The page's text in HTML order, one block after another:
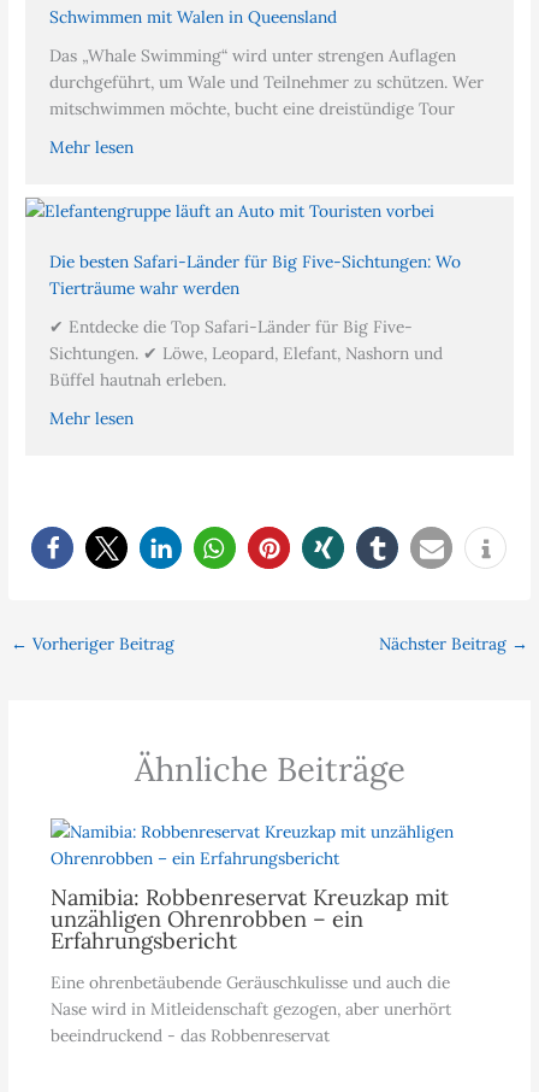
Schwimmen mit Walen in Queensland
Das „Whale Swimming“ wird unter strengen Auflagen
durchgeführt, um Wale und Teilnehmer zu schützen. Wer
mitschwimmen möchte, bucht eine dreistündige Tour
Mehr lesen
Die besten Safari-Länder für Big Five-Sichtungen: Wo
Tierträume wahr werden
✔ Entdecke die Top Safari-Länder für Big Five-
Sichtungen. ✔ Löwe, Leopard, Elefant, Nashorn und
Büffel hautnah erleben.
Mehr lesen
← Vorheriger Beitrag Nächster Beitrag →
Ähnliche Beiträge
Namibia: Robbenreservat Kreuzkap mit
unzähligen Ohrenrobben – ein
Erfahrungsbericht
Eine ohrenbetäubende Geräuschkulisse und auch die
Nase wird in Mitleidenschaft gezogen, aber unerhört
beeindruckend - das Robbenreservat